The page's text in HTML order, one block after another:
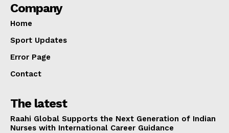
Company
Home
Sport Updates
Error Page
Contact
The latest
Raahi Global Supports the Next Generation of Indian
Nurses with International Career Guidance